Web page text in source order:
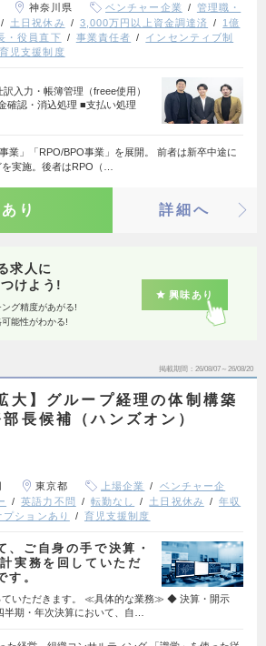
神奈川県 ベンチャー企業
管理職・
土日祝休み 3,000万円以上資金調達済
1億
・役員直下 事業責任者
インセンティブ制
育児支援制度
入力・帳簿管理（freee使用）
確認・消込処理 ■支払い処理
事業」「RPO/BPO事業」を展開。 前者は新卒中途に
実施。後者はRPO（…
り 詳細へ
求人に
けよう!
グ精度があがる!
能性がわかる!
興味あり
掲載期間 26/08/07～26/08/20
大】グループ経理の体制構築
長候補（ハンズオン）
東京都 上場企業
ベンチャー企
英語力不問 転勤なし 土日祝休み
年収
プションあり 育児支援制度
、ご自身の手で決算・
実務を回していただ
す。
ていただきます。 ≪具体的な業務≫ ◆ 決算・開示
半期・年次決算において、自…